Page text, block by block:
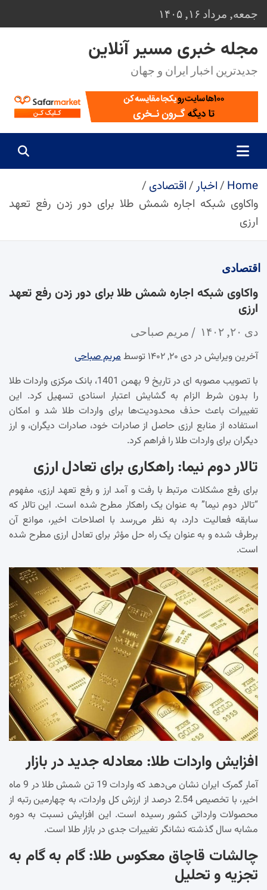
to
content
جمعه, مرداد ۱۶, ۱۴۰۵
مجله خبری مسیر آنلاین
جدیدترین اخبار ایران و جهان
Home اخبار
اقتصادی
واکاوی شبکه اجاره شمش طلا برای دور زدن رفع تعهد
ارزی
اقتصادی
واکاوی شبکه اجاره شمش طلا برای دور زدن رفع تعهد
ارزی
دی ۲۰, ۱۴۰۲ مریم صباحی
آخرین ویرایش در دی ۲۰, ۱۴۰۲ توسط
مریم صباحی
با تصویب مصوبه ای در تاریخ 9 بهمن 1401، بانک مرکزی واردات طلا
را بدون شرط الزام به گشایش اعتبار اسنادی تسهیل کرد. این
تغییرات باعث حذف محدودیت‌ها برای واردات طلا شد و امکان
استفاده از منابع ارزی حاصل از صادرات خود، صادرات دیگران، و ارز
دیگران برای واردات طلا را فراهم کرد.
تالار دوم نیما: راهکاری برای تعادل ارزی
برای رفع مشکلات مرتبط با رفت و آمد ارز و رفع تعهد ارزی، مفهوم
“تالار دوم نیما” به عنوان یک راهکار مطرح شده است. این تالار که
سابقه فعالیت دارد، به نظر می‌رسد با اصلاحات اخیر، موانع آن
برطرف شده و به عنوان یک راه حل مؤثر برای تعادل ارزی مطرح شده
است.
افزایش واردات طلا: معادله جدید در بازار
آمار گمرک ایران نشان می‌دهد که واردات 19 تن شمش طلا در 9 ماه
اخیر، با تخصیص 2.54 درصد از ارزش کل واردات، به چهارمین رتبه از
محصولات وارداتی کشور رسیده است. این افزایش نسبت به دوره
مشابه سال گذشته نشانگر تغییرات جدی در بازار طلا است.
چالشات قاچاق معکوس طلا: گام به گام به
تجزیه و تحلیل